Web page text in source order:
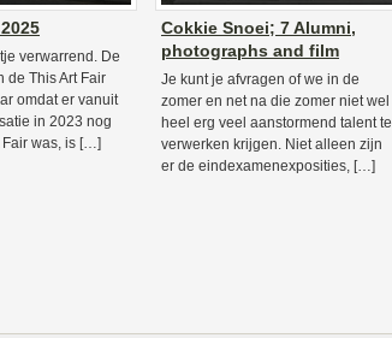
verwarrend. De
de This Art Fair
omdat er vanuit
in 2023 nog
was, is […]
Cokkie Snoei; 7 Alumni,
photographs and film
Je kunt je afvragen of we in de
zomer en net na die zomer niet wel
heel erg veel aanstormend talent te
verwerken krijgen. Niet alleen zijn
er de eindexamenexposities, […]